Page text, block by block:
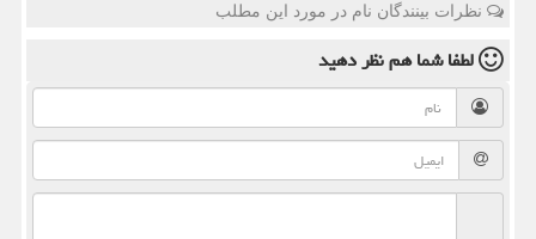
نظرات بینندگان نام در مورد این مطلب
لطفا شما همنظر دهید